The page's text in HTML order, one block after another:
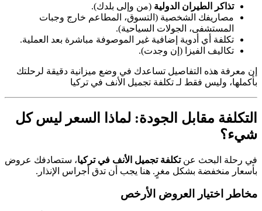
تذاكر الطيران الدولية (من وإلى بلدك).
مصاريفك الشخصية (التسوق، المطاعم خارج وجبات
المستشفى، الجولات السياحية).
تكلفة أي أدوية إضافية غير الموصوفة مباشرة بعد العملية.
تكاليف الفيزا (إن وجدت).
إن معرفة هذه التفاصيل تساعدك في وضع ميزانية دقيقة لرحلتك
بأكملها، وليس فقط لـ تكلفة تجميل الأنف في تركيا
التكلفة مقابل الجودة: لماذا السعر ليس كل
شيء؟
في رحلة البحث عنتكلفة تجميل الأنف في تركيا، ستصادفك عروض
بأسعار منخفضة بشكل مغرٍ. هنا يجب أن تدق أجراس الإنذار.
مخاطر اختيار العروض الأرخص